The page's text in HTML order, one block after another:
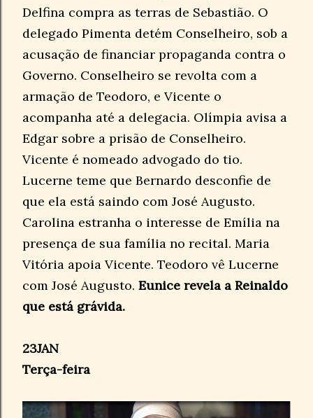
Delfina compra as terras de Sebastião. O
delegado Pimenta detém Conselheiro, sob a
acusação de financiar propaganda contra o
Governo. Conselheiro se revolta com a
armação de Teodoro, e Vicente o
acompanha até a delegacia. Olímpia avisa a
Edgar sobre a prisão de Conselheiro.
Vicente é nomeado advogado do tio.
Lucerne teme que Bernardo desconfie de
que ela está saindo com José Augusto.
Carolina estranha o interesse de Emília na
presença de sua família no recital. Maria
Vitória apoia Vicente. Teodoro vê Lucerne
com José Augusto. Eunice revela a Reinaldo
que está grávida.
23JAN
Terça-feira